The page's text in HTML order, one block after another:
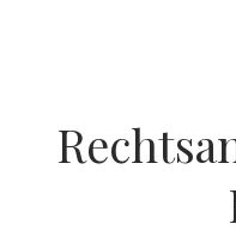
INTERVIEW